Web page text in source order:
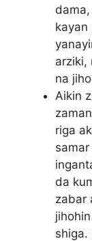
dama,
kayan
arziki,
na
Aikin
riga
da
zabar
shiga.